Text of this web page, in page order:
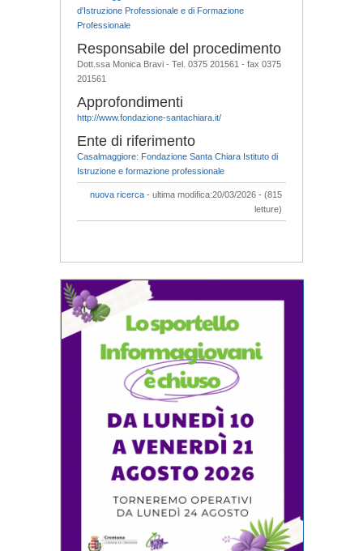
d'Istruzione Professionale e di Formazione
Professionale
Responsabile del procedimento
Dott.ssa Monica Bravi - Tel. 0375 201561 - fax 0375
201561
Approfondimenti
http://www.fondazione-santachiara.it/
Ente di riferimento
Casalmaggiore: Fondazione Santa Chiara Istituto di
Istruzione e formazione professionale
nuova ricerca - ultima modifica:20/03/2026 - (815
letture)